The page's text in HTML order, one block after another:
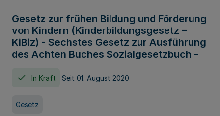
Gesetz zur frühen Bildung und Förderung
von Kindern (Kinderbildungsgesetz –
KiBiz) - Sechstes Gesetz zur Ausführung
des Achten Buches Sozialgesetzbuch -
In Kraft Seit 01. August 2020
Gesetz